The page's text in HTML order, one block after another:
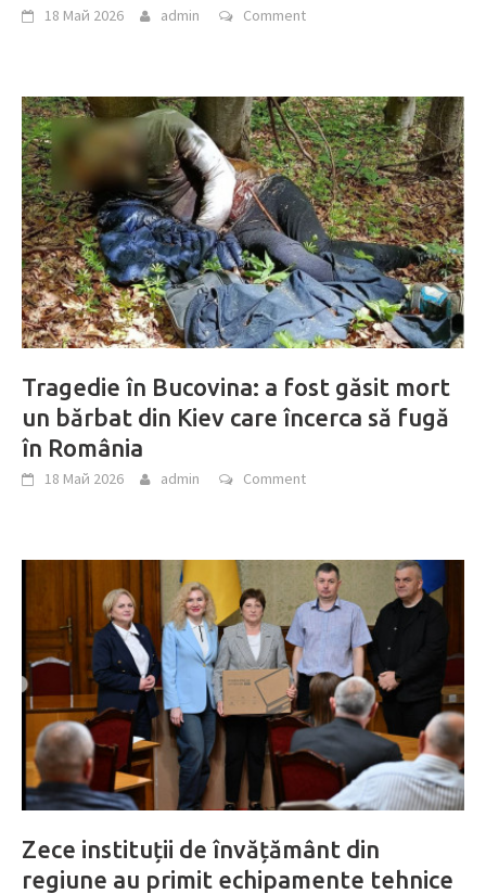
18 Май 2026 admin Comment
Tragedie în Bucovina: a fost găsit mort
un bărbat din Kiev care încerca să fugă
în România
18 Май 2026 admin Comment
Zece instituții de învățământ din
regiune au primit echipamente tehnice